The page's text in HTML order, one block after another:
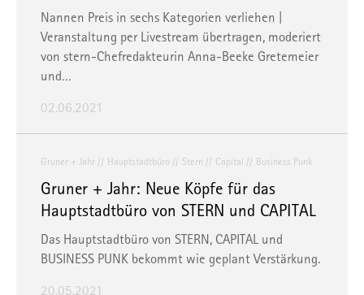
Nannen Preis in sechs Kategorien verliehen |
Veranstaltung per Livestream übertragen, moderiert
von stern-Chefredakteurin Anna-Beeke Gretemeier
und…
02.06.2021
Gruner + Jahr Hauptstadtbüro Stern Capital Business Punk
Gruner + Jahr: Neue Köpfe für das
Hauptstadtbüro von STERN und CAPITAL
Das Hauptstadtbüro von STERN, CAPITAL und
BUSINESS PUNK bekommt wie geplant Verstärkung.
20.05.2021